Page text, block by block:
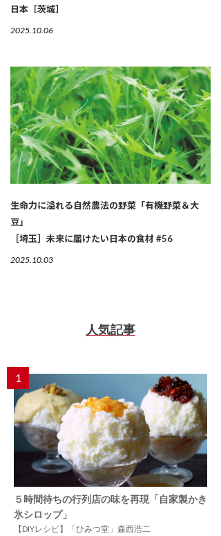
日本［茨城］
2025.10.06
生命力に溢れる自然農法の野菜「有機野菜＆大
豆」
［埼玉］未来に届けたい日本の食材 #56
2025.10.03
人気記事
1
５時間待ちの行列店の味を再現「自家製かき
氷シロップ」
【DIYレシピ】「ひみつ堂」森西浩二